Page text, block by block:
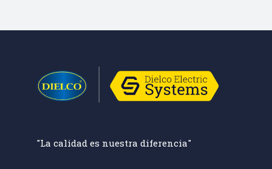
"La calidad es nuestra diferencia"